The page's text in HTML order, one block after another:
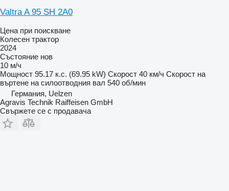
Valtra A 95 SH 2A0
Цена при поискване
Колесен трактор
2024
Състояние нов
10 м/ч
Мощност 95.17 к.с. (69.95 kW) Скорост 40 км/ч Скорост на
въртене на силоотводния вал 540 об/мин
Германия, Uelzen
Agravis Technik Raiffeisen GmbH
Свържете се с продавача